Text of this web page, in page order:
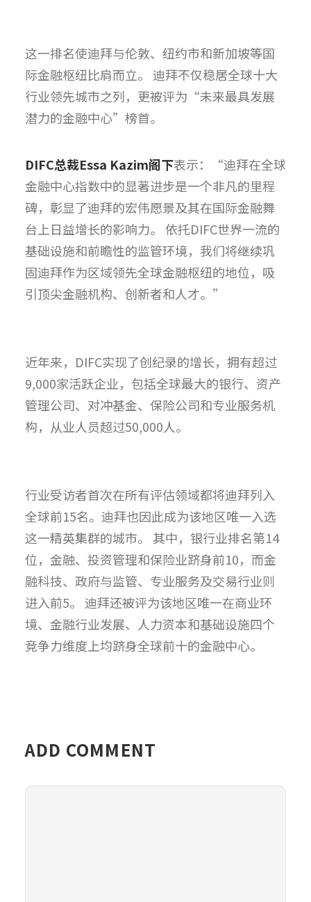
这一排名使迪拜与伦敦、纽约市和新加坡等国
际金融枢纽比肩而立。 迪拜不仅稳居全球十大
行业领先城市之列，更被评为“未来最具发展
潜力的金融中心”榜首。
DIFC总裁Essa Kazim阁下表示：“迪拜在全球
金融中心指数中的显著进步是一个非凡的里程
碑， 彰显了迪拜的宏伟愿景及其在国际金融舞
台上日益增长的影响力。 依托DIFC世界一流的
基础设施和前瞻性的监管环境， 我们将继续巩
固迪拜作为区域领先全球金融枢纽的地位， 吸
引顶尖金融机构、创新者和人才。”
近年来，DIFC实现了创纪录的增长，拥有超过
9,000家活跃企业，包括全球最大的银行、资产
管理公司、 对冲基金、保险公司和专业服务机
构，从业人员超过50,000人。
行业受访者首次在所有评估领域都将迪拜列入
全球前15名。 迪拜也因此成为该地区唯一入选
这一精英集群的城市。 其中，银行业排名第14
位，金融、投资管理和保险业跻身前10， 而金
融科技、政府与监管、专业服务及交易行业则
进入前5。 迪拜还被评为该地区唯一在商业环
境、金融行业发展、
人力资本和基础设施四个
竞争力维度上均跻身全球前十的金融中心。
ADD COMMENT